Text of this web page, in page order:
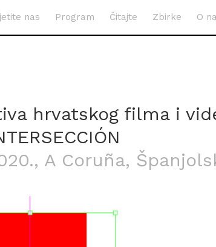
nas Program Čitajte Zbirke O
hrvatskog filma i
, A Coruña,